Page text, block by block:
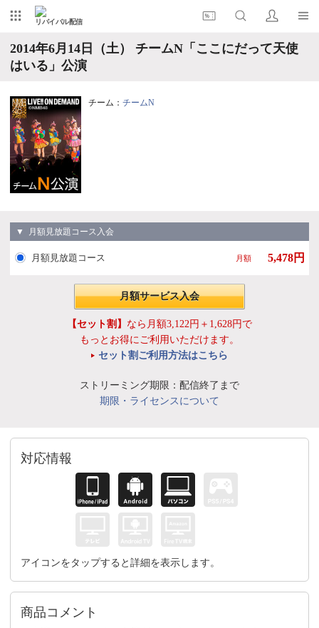
リバイバル配信
2014年6月14日（土） チームN「ここにだって天使
はいる」公演
チーム： チームN
▼ 月額見放題コース入会
月額見放題コース 月額 5,478円
月額サービス入会
【セット割】 なら月額3,122円＋1,628円で
もっとお得にご利用いただけます。
セット割ご利用方法はこちら
ストリーミング期限：配信終了まで
期限・ライセンスについて
対応情報
アイコンをタップすると詳細を表示します。
商品コメント